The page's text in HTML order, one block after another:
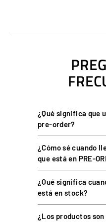
Presión máxima
Acero inoxidable 304 y
perceptible.
Compatible con el
o repuesto.
ESPECIFICACIONES
¿Qué significa que
pre-order?
¿Cómo sé cuando
que está en PRE-
¿Qué significa
está en stock?
¿Los productos